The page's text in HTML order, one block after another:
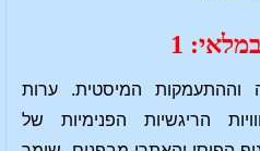
1
וההתעמקות המיסטית. ערות
הריגשיות הפנימיות של